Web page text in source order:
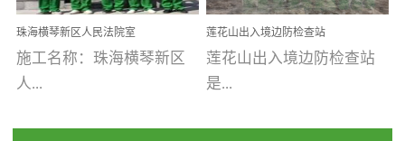
她将越来越枝繁叶茂，终
将会成为一棵参天大树！
优吸环保截止2020年拥有
全国600家网点分支机构。
致酒店是为中高端人士...
州)校区 工程案...
珠海横琴新区人民法院室
内除甲醛空气治理项目
施工名称：珠海横琴新区
人...
莲花山出入境边防检查站
室内除甲醛空气治理项目
莲花山出入境边防检查站
是...